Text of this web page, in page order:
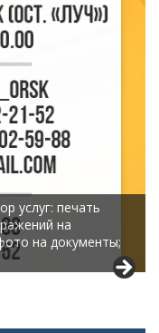
услуг: печать
на
на документы;